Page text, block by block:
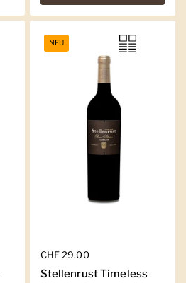
Regulärer Preis
CHF 29.00
Stellenrust Timeless
NEU